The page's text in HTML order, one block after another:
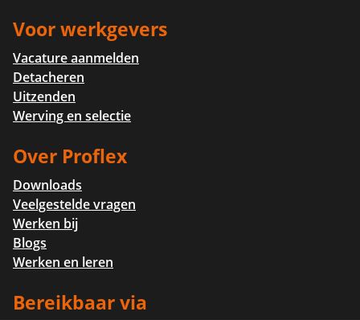
Voor werkgevers
Vacature aanmelden
Detacheren
Uitzenden
Werving en selectie
Over Proflex
Downloads
Veelgestelde vragen
Werken bij
Blogs
Werken en leren
Bereikbaar via